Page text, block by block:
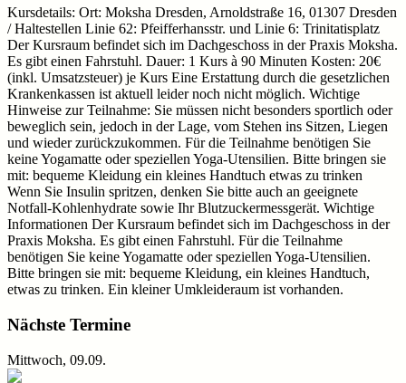
Kursdetails: Ort: Moksha Dresden, Arnoldstraße 16, 01307 Dresden
/ Haltestellen Linie 62: Pfeifferhansstr. und Linie 6: Trinitatisplatz
Der Kursraum befindet sich im Dachgeschoss in der Praxis Moksha.
Es gibt einen Fahrstuhl. Dauer: 1 Kurs à 90 Minuten Kosten: 20€
(inkl. Umsatzsteuer) je Kurs Eine Erstattung durch die gesetzlichen
Krankenkassen ist aktuell leider noch nicht möglich. Wichtige
Hinweise zur Teilnahme: Sie müssen nicht besonders sportlich oder
beweglich sein, jedoch in der Lage, vom Stehen ins Sitzen, Liegen
und wieder zurückzukommen. Für die Teilnahme benötigen Sie
keine Yogamatte oder speziellen Yoga-Utensilien. Bitte bringen sie
mit: bequeme Kleidung ein kleines Handtuch etwas zu trinken
Wenn Sie Insulin spritzen, denken Sie bitte auch an geeignete
Notfall-Kohlenhydrate sowie Ihr Blutzuckermessgerät. Wichtige
Informationen Der Kursraum befindet sich im Dachgeschoss in der
Praxis Moksha. Es gibt einen Fahrstuhl. Für die Teilnahme
benötigen Sie keine Yogamatte oder speziellen Yoga-Utensilien.
Bitte bringen sie mit: bequeme Kleidung, ein kleines Handtuch,
etwas zu trinken. Ein kleiner Umkleideraum ist vorhanden.
Nächste Termine
Mittwoch, 09.09.